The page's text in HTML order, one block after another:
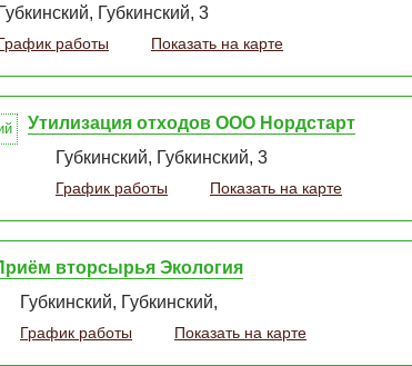
Губкинский, Губкинский, 3
работы Показать на карте
Утилизация отходов ООО Нордстарт
Губкинский, Губкинский, 3
График работы Показать на карте
вторсырья Экология
Губкинский, Губкинский,
График работы Показать на карте